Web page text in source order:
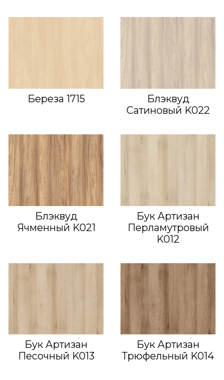
Береза 1715
Блэквуд
Сатиновый K022
Блэквуд
Ячменный K021
Бук Артизан
Перламутровый
K012
Бук Артизан
Песочный K013
Бук Артизан
Трюфельный K014